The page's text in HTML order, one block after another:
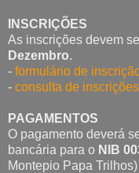
INSCRIÇÕES
As inscrições devem
Dezembro.
- formulário de
- consulta de
PAGAMENTOS
O pagamento deverá
bancária para o NIB
Montepio Papa